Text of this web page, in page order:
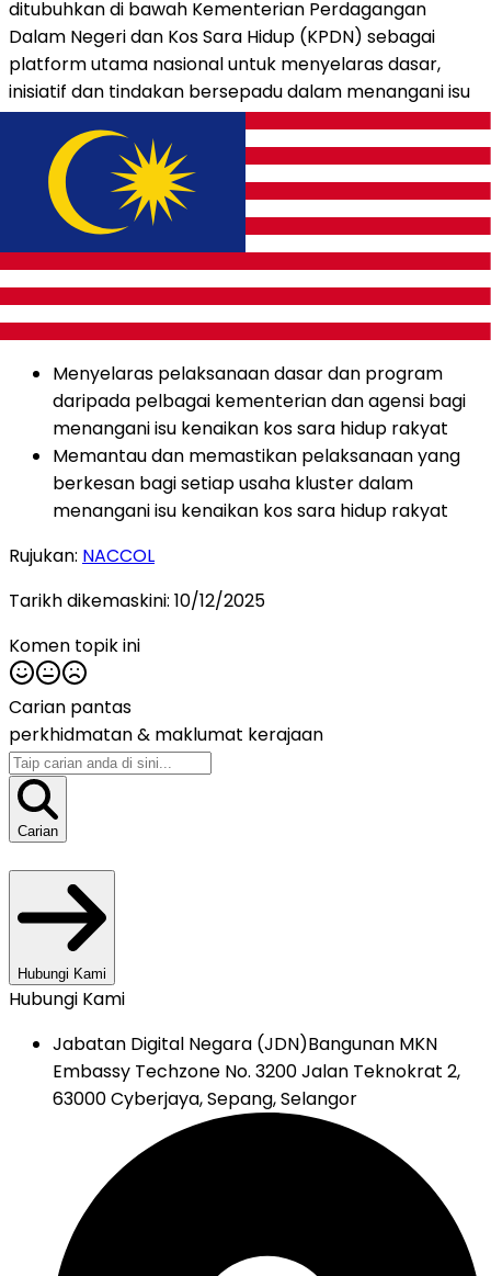
ditubuhkan di bawah Kementerian Perdagangan
Dalam Negeri dan Kos Sara Hidup (KPDN) sebagai
platform utama nasional untuk menyelaras dasar,
inisiatif dan tindakan bersepadu dalam menangani isu
kos sara hidup rakyat.
Antara tanggungjawab NACCOL:
Membangunkan dasar, strategi dan pelan
tindakan untuk menangani isu kenaikan kos sara
hidup
Mengenal pasti isu, masalah dan cabaran yang
komprehensif berkaitan dengan peningkatan kos
sara hidup yang dihadapi oleh rakyat
Menyelaras pelaksanaan dasar dan program
daripada pelbagai kementerian dan agensi bagi
menangani isu kenaikan kos sara hidup rakyat
Memantau dan memastikan pelaksanaan yang
berkesan bagi setiap usaha kluster dalam
menangani isu kenaikan kos sara hidup rakyat
Rujukan: NACCOL
Tarikh dikemaskini: 10/12/2025
Komen topik ini
Carian pantas
perkhidmatan & maklumat kerajaan
Carian
Hubungi Kami
Hubungi Kami
Jabatan Digital Negara (JDN)Bangunan MKN
Embassy Techzone No. 3200 Jalan Teknokrat 2,
63000 Cyberjaya, Sepang, Selangor